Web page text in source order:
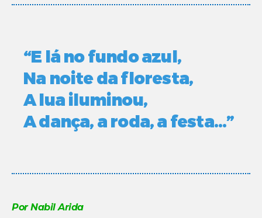
“E lá no fundo azul,
Na noite da floresta,
A lua iluminou,
A dança, a roda, a festa…”
Por Nabil Arida